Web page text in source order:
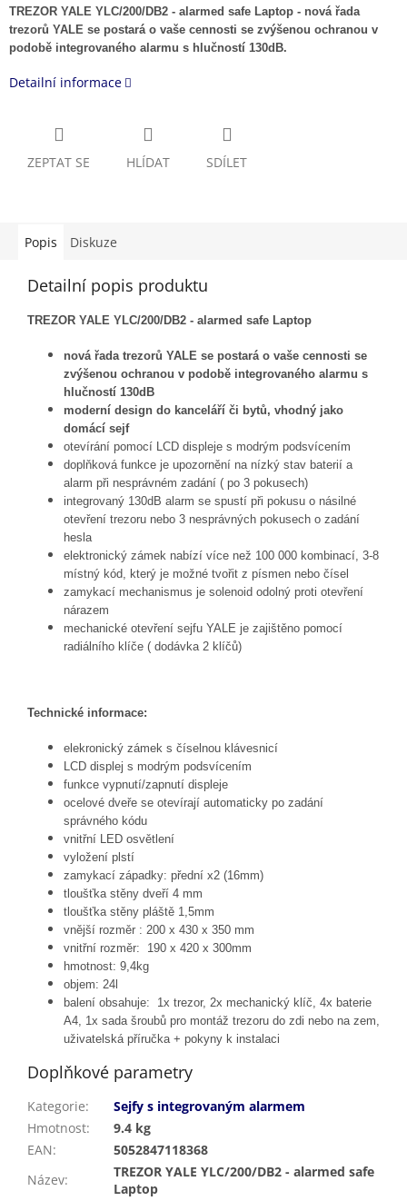
TREZOR YALE YLC/200/DB2 - alarmed safe Laptop - nová řada
trezorů YALE se postará o vaše cennosti se zvýšenou ochranou v
podobě integrovaného alarmu s hlučností 130dB.
Detailní informace
ZEPTAT SE HLÍDAT SDÍLET
Popis Diskuze
Detailní popis produktu
TREZOR YALE YLC/200/DB2 - alarmed safe Laptop
nová řada trezorů YALE se postará o vaše cennosti se
zvýšenou ochranou v podobě integrovaného alarmu s
hlučností 130dB
moderní design do kanceláří či bytů, vhodný jako
domácí sejf
otevírání pomocí LCD displeje s modrým podsvícením
doplňková funkce je upozornění na nízký stav baterií a
alarm při nesprávném zadání ( po 3 pokusech)
integrovaný 130dB alarm se spustí při pokusu o násilné
otevření trezoru nebo 3 nesprávných pokusech o zadání
hesla
elektronický zámek nabízí více než 100 000 kombinací, 3-8
místný kód, který je možné tvořit z písmen nebo čísel
zamykací mechanismus je solenoid odolný proti otevření
nárazem
mechanické otevření sejfu YALE je zajištěno pomocí
radiálního klíče ( dodávka 2 klíčů)
Technické informace:
elekronický zámek s číselnou klávesnicí
LCD displej s modrým podsvícením
funkce vypnutí/zapnutí displeje
ocelové dveře se otevírají automaticky po zadání
správného kódu
vnitřní LED osvětlení
vyložení plstí
zamykací západky: přední x2 (16mm)
tloušťka stěny dveří 4 mm
tloušťka stěny pláště 1,5mm
vnější rozměr : 200 x 430 x 350 mm
vnitřní rozměr: 190 x 420 x 300mm
hmotnost: 9,4kg
objem: 24l
balení obsahuje: 1x trezor, 2x mechanický klíč, 4x baterie
A4, 1x sada šroubů pro montáž trezoru do zdi nebo na zem,
uživatelská příručka + pokyny k instalaci
Doplňkové parametry
Kategorie:
Sejfy s integrovaným alarmem
Hmotnost:
9.4 kg
EAN:
5052847118368
Název:
TREZOR YALE YLC/200/DB2 - alarmed safe
Laptop